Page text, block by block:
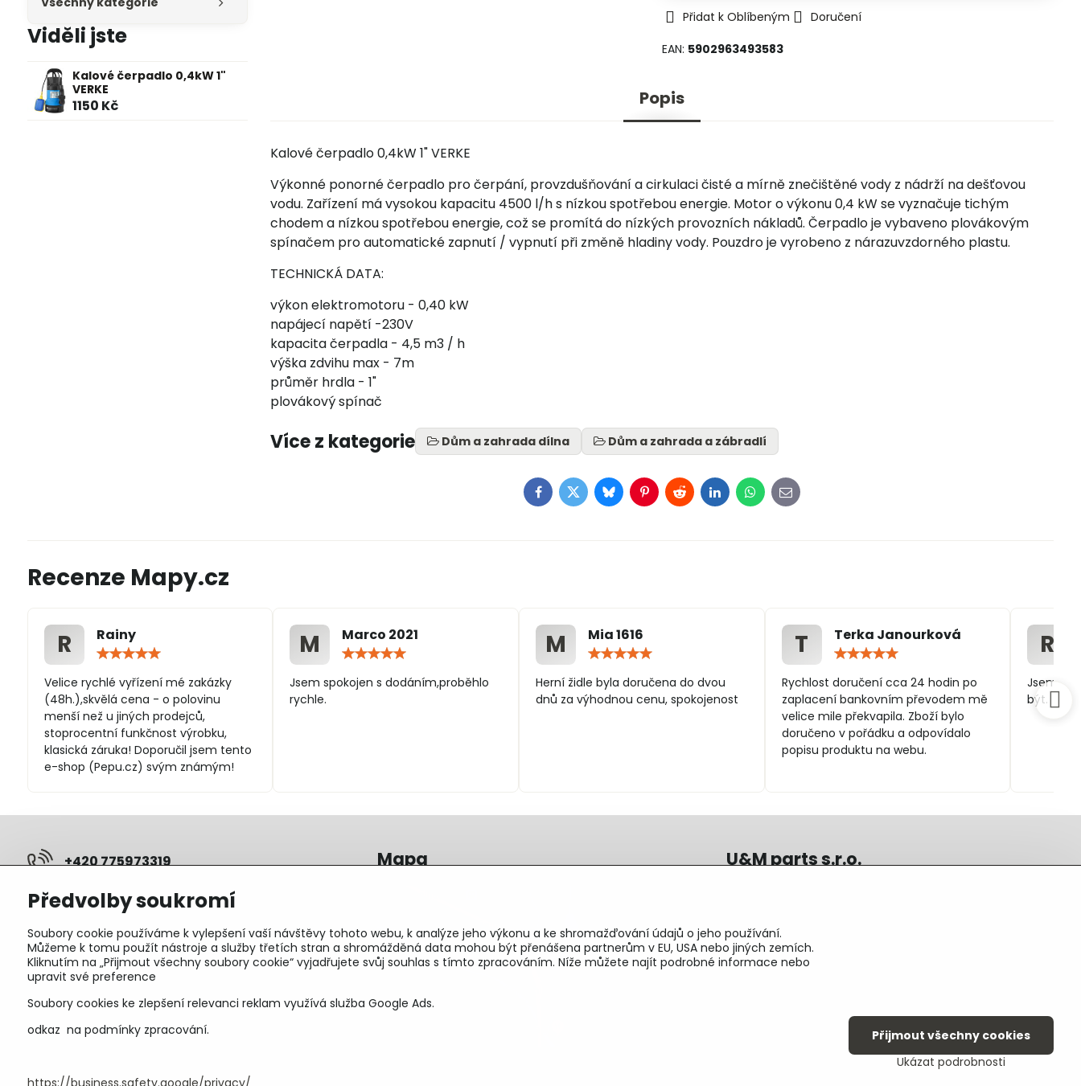
Přidat k Oblíbeným
Doručení
EAN: 5902963493583
Popis
Kalové čerpadlo 0,4kW 1" VERKE
Výkonné ponorné čerpadlo pro čerpání, provzdušňování a cirkulaci čisté a mírně znečištěné vody z nádrží na dešťovou
vodu. Zařízení má vysokou kapacitu 4500 l/h s nízkou spotřebou energie. Motor o výkonu 0,4 kW se vyznačuje tichým
chodem a nízkou spotřebou energie, což se promítá do nízkých provozních nákladů. Čerpadlo je vybaveno plovákovým
spínačem pro automatické zapnutí / vypnutí při změně hladiny vody. Pouzdro je vyrobeno z nárazuvzdorného plastu.
TECHNICKÁ DATA:
výkon elektromotoru - 0,40 kW
napájecí napětí -230V
kapacita čerpadla - 4,5 m3 / h
výška zdvihu max - 7m
průměr hrdla - 1"
plovákový spínač
Více z kategorie Dům a zahrada dílna Dům a zahrada a zábradlí
Facebook
TwitterBlueskyPinterest
RedditLinkedInWhatsApp
E-
mail
Viděli jste
Kalové čerpadlo 0,4kW 1"
VERKE
1150 Kč
Recenze Mapy.cz
R
Rainy
/
5
Velice rychlé vyřízení mé zakázky
(48h.),skvělá cena - o polovinu
menší než u jiných prodejců,
stoprocentní funkčnost výrobku,
klasická záruka! Doporučil jsem tento
e-shop (Pepu.cz) svým známým!
M
Marco 2021
/
5
Jsem spokojen s dodáním,proběhlo
rychle.
M
Mia 1616
/
5
Herní židle byla doručena do dvou
dnů za výhodnou cenu, spokojenost
T
Terka Janourková
/
5
Rychlost doručení cca 24 hodin po
zaplacení bankovním převodem mě
velice mile překvapila. Zboží bylo
doručeno v pořádku a odpovídalo
popisu produktu na webu.
R
Jsem
být.
+420 775973319
pepunakup​@gmail​.com
Objednávky
Stav objednávky
Mapa U&M parts s.r.o.
IČ 25930184
DIČ CZ25930184
ču.2500391705/2010
Předvolby soukromí
Soubory cookie používáme k vylepšení vaší návštěvy tohoto webu, k analýze jeho výkonu a ke shromažďování údajů o jeho používání.
Můžeme k tomu použít nástroje a služby třetích stran a shromážděná data mohou být přenášena partnerům v EU, USA nebo jiných zemích.
Kliknutím na „Přijmout všechny soubory cookie“ vyjadřujete svůj souhlas s tímto zpracováním. Níže můžete najít podrobné informace nebo
upravit své preference
Soubory cookies ke zlepšení relevanci reklam využívá služba Google Ads.
odkaz na podmínky zpracování.
https://business.safety.google/privacy/
Ukázat podrobnosti
Přijmout všechny cookies